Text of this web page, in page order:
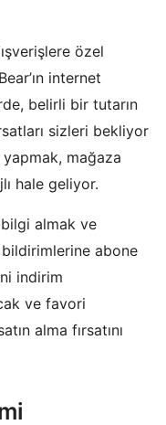
özel
internet
belirli bir tutarın
sizleri bekliyor
mağaza
hale geliyor.
almak ve
bildirimlerine abone
indirim
ve favori
alma fırsatını